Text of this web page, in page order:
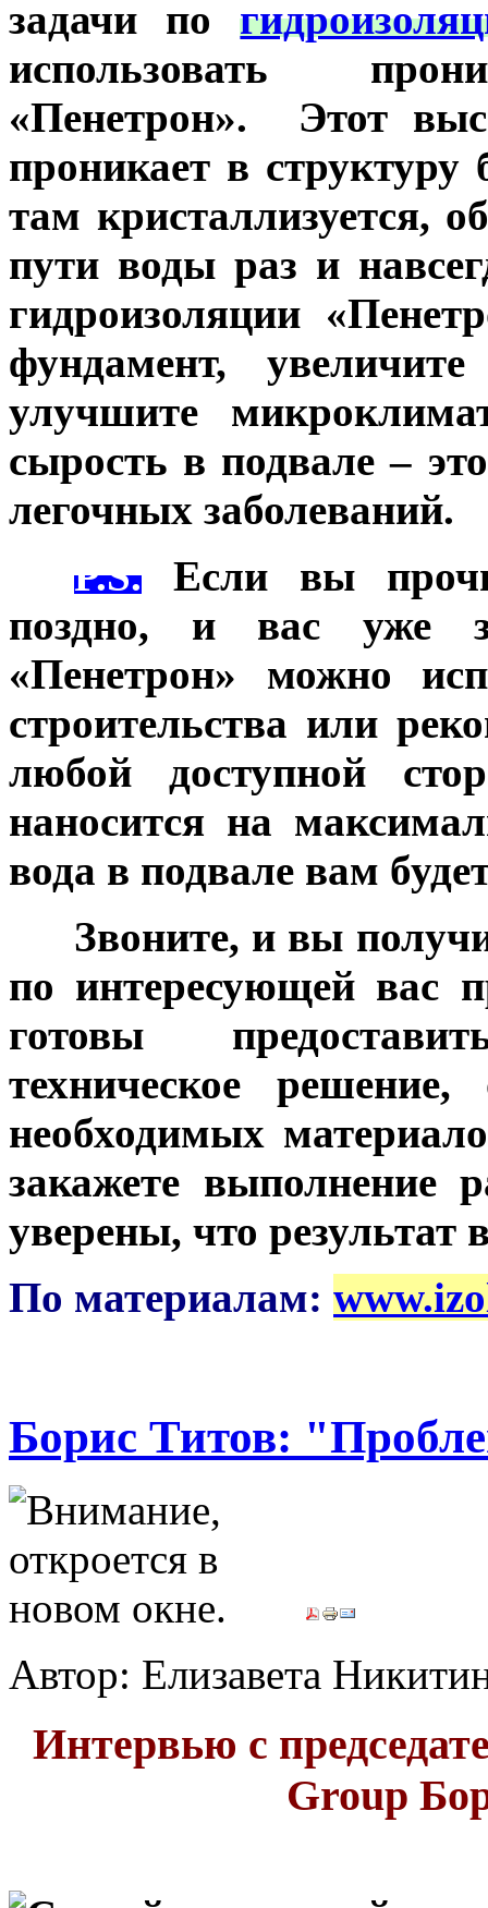
задачи по
использовать
«Пенетрон». Этот
проникает в
там кристаллизуется,
пути воды раз и
гидроизоляции
фундамент,
улучшите
сырость в подвале –
легочных заболеваний.
P.S. Если вы
поздно, и вас уже
«Пенетрон» можно
строительства или
любой доступной
наносится на
вода в подвале вам
Звоните, и вы
по интересующей вас
готовы
техническое
необходимых
закажете выполнение
уверены, что результат
По материалам:
Борис Титов:
Автор: Елизавета
Интервью с
Group